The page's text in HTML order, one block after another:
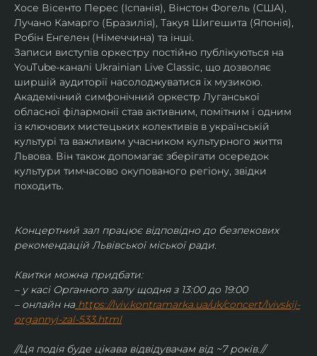
Хосе Вісенто Перес (Іспанія), Вінстон Фогель (США),
Лучано Камарго (Бразилія), Такуя Шигешита (Японія),
Робін Енгелен (Німеччина) та інші.
Записи виступів оркестру постійно публікуються на
YouTube-каналі Ukrainian Live Classic, що дозволяє
ширшій аудиторії насолоджуватися їх музикою​.
Академічний симфонічний оркестр Луганської
обласної філармонії став активним, помітним і одним
із ключових мистецьких колективів в українській
культурі та важливим учасником культурного життя
Львова. Він також допомагає зберігати осередок
культури тимчасово окупованого регіону, звідки
походить.
Концертний зал працює відповідно до безпекових
рекомендацій Львівської міської ради.
Квитки можна придбати:
– у касі Органного залу щодня з 13:00 до 19:00
– онлайн на https://lviv.kontramarka.ua/uk/concert/lvivskij-
organnyj-zal-533.html
//Ця подія буде цікава відвідувачам від ~7 років.//